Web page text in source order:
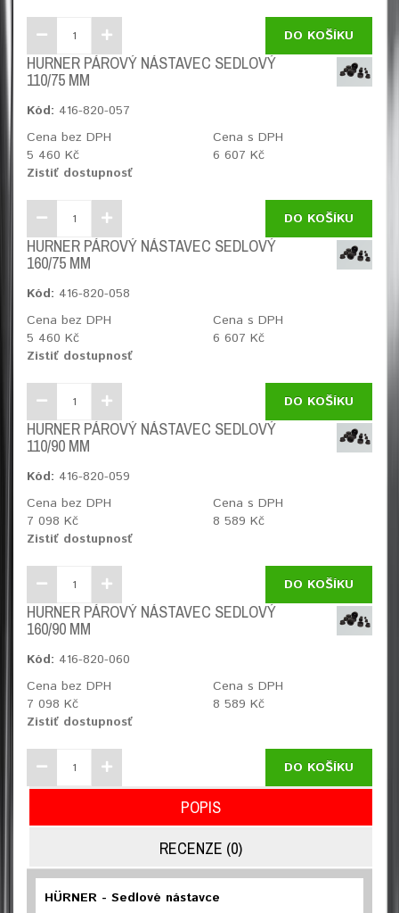
DO KOŠÍKU
HURNER PÁROVÝ NÁSTAVEC SEDLOVÝ
110/75 MM
Kód: 416-820-057
Cena bez DPH
5 460 Kč
Cena s DPH
6 607 Kč
Zistiť dostupnosť
DO KOŠÍKU
HURNER PÁROVÝ NÁSTAVEC SEDLOVÝ
160/75 MM
Kód: 416-820-058
Cena bez DPH
5 460 Kč
Cena s DPH
6 607 Kč
Zistiť dostupnosť
DO KOŠÍKU
HURNER PÁROVÝ NÁSTAVEC SEDLOVÝ
110/90 MM
Kód: 416-820-059
Cena bez DPH
7 098 Kč
Cena s DPH
8 589 Kč
Zistiť dostupnosť
DO KOŠÍKU
HURNER PÁROVÝ NÁSTAVEC SEDLOVÝ
160/90 MM
Kód: 416-820-060
Cena bez DPH
7 098 Kč
Cena s DPH
8 589 Kč
Zistiť dostupnosť
DO KOŠÍKU
POPIS
RECENZE (0)
HÜRNER - Sedlové nástavce